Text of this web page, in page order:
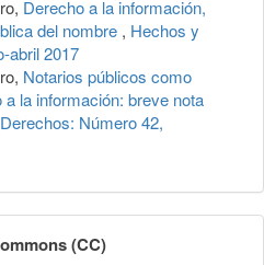
Derecho a la información,
del nombre , Hechos y
abril 2017
Notarios públicos como
la información: breve nota
Número 42,
(CC)